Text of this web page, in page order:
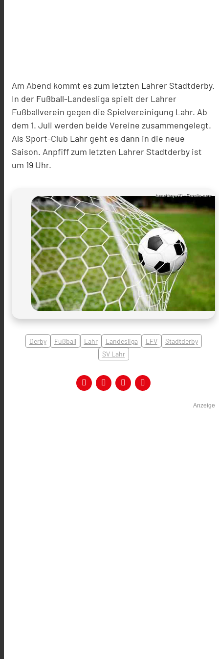
Am Abend kommt es zum letzten Lahrer Stadtderby.
In der Fußball-Landesliga spielt der Lahrer
Fußballverein gegen die Spielvereinigung Lahr. Ab
dem 1. Juli werden beide Vereine zusammengelegt.
Als Sport-Club Lahr geht es dann in die neue
Saison. Anpfiff zum letzten Lahrer Stadtderby ist
um 19 Uhr.
beachboyx10 - Fotolia.com
Derby Fußball Lahr Landesliga LFV
Stadtderby
SV Lahr
Anzeige